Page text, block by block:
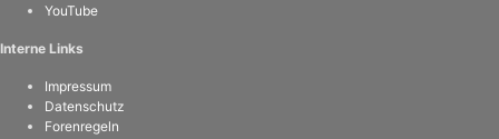
YouTube
Interne Links
Impressum
Datenschutz
Forenregeln